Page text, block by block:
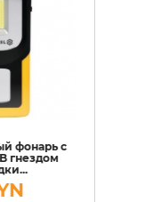
фонарь с
гнездом